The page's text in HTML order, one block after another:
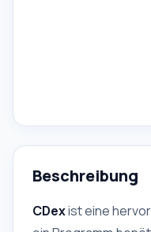
Beschreibung
CDexist eine